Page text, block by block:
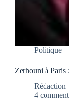
Politique
Zerhouni à Paris
Rédaction
4